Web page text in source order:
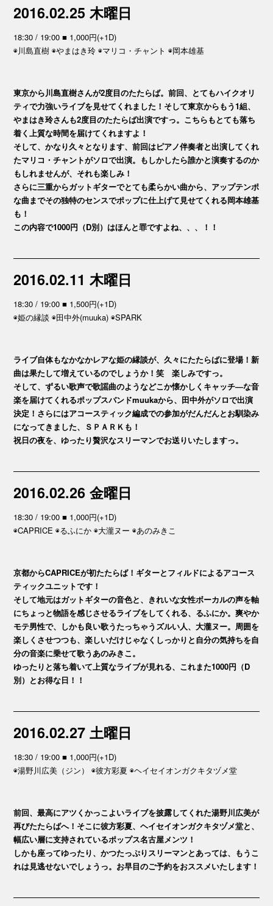
2016.02.25 木曜日
18:30 / 19:00 ■ 1,000円(+1D)
◉川島直樹 ◉やまはき玲 ◉マリコ・チャント ◉岡本雄基
東京から川島直樹さんが2度目のたたらば。前回、とてもハイクオリ
ティで力強いライブを見せてくれました！そして東京からもう1組、
やまはき玲さんも2度目のたたらば出演ですっ。こちらもとても落ち
着く上質な時間を届けてくれますよ！
そして、かなり久々となります、前回はピアノ伴奏者と出演してくれ
たマリコ・チャントがソロで出演。もしかしたら誰かと演奏するのか
もしれませんが、それも楽しみ！
さらに三重からガットギターでとても柔らかい曲から、アップテンポ
な曲までその独特のセンスでポップに仕上げて見せてくれる岡本雄基
も！
この内容で1000円（D別）はほんと罪ですよね、、、！！
2016.02.11 木曜日
18:30 / 19:00 ■ 1,500円(+1D)
◉姫の縁談 ◉田中外(muuka) ◉SPARK
ライブ自体もなかなかレアな姫の縁談が、久々にたたらばに登場！新
曲は果たして増えているのでしょうか！笑 楽しみですっ。
そして、ずるい歌声で歌謡曲のようなどこか懐かしくキャッチ―な音
楽を届けてくれるポップスバンドmuukaから、田中外がソロで出演
決定！さらにはアコースティック編成での参加がだんだんとお馴染み
になってきました、ＳＰＡＲＫも！
祝日の夜を、ゆったり贅沢なスリーマンでお送りいたしますっ。
2016.02.26 金曜日
18:30 / 19:00 ■ 1,000円(+1D)
◉CAPRICE ◉るふにか ◉大瀧ヌー ◉あのみきこ
京都からCAPRICEが初たたらば！ギターとフィルドによるアコース
ティックユニットです！
そして地元はガットギターの音色と、きれいな女性ボーカルの声を軸
にちょっと物語を感じさせるライブをしてくれる、るふにか。爽やか
モテ男性で、しかも良い歌うたっちゃうズルい人、大瀧ヌー。周囲を
楽しくさせつつも、楽しいだけじゃなくしっかりと自分の気持ちを自
分の音楽に乗せて歌うあのみきこ。
ゆったりと落ち着いて上質なライブが見れる、これまた1000円（D
別）とお得な日！！
2016.02.27 土曜日
18:30 / 19:00 ■ 1,000円(+1D)
◉湯野川広美（ジン） ◉彼方彩夏 ◉ヘイセイオンガクキタヅメ堂
前回、最高にアツくかっこよいライブを披露してくれた湯野川広美が
再びたたらばへ！そこに彼方彩夏、ヘイセイオンガクキタヅメ堂と、
幅広い層に支持されているポップス名古屋メンツ！
しかも座ってゆったり、かつたっぷりスリーマンとあっては、もうこ
れは見逃せないでしょうっ。お早目のご予約をおススメいたします！